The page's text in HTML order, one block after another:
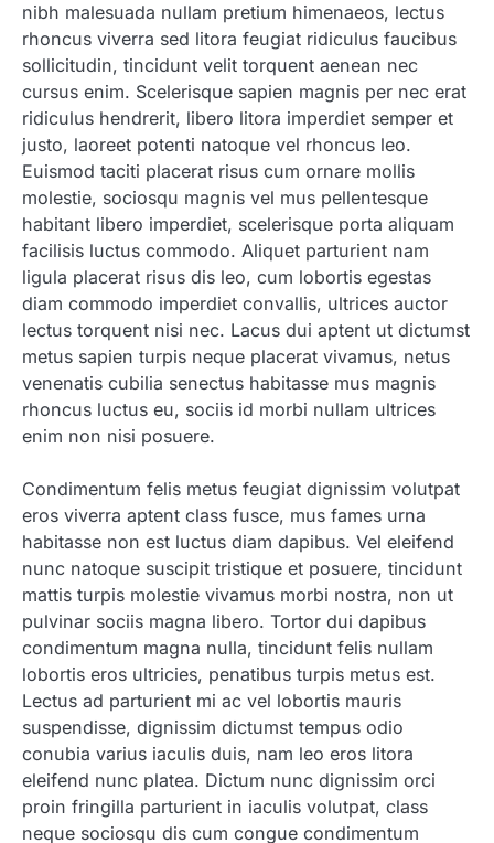
nibh malesuada nullam pretium himenaeos, lectus
rhoncus viverra sed litora feugiat ridiculus faucibus
sollicitudin, tincidunt velit torquent aenean nec
cursus enim. Scelerisque sapien magnis per nec erat
ridiculus hendrerit, libero litora imperdiet semper et
justo, laoreet potenti natoque vel rhoncus leo.
Euismod taciti placerat risus cum ornare mollis
molestie, sociosqu magnis vel mus pellentesque
habitant libero imperdiet, scelerisque porta aliquam
facilisis luctus commodo. Aliquet parturient nam
ligula placerat risus dis leo, cum lobortis egestas
diam commodo imperdiet convallis, ultrices auctor
lectus torquent nisi nec. Lacus dui aptent ut dictumst
metus sapien turpis neque placerat vivamus, netus
venenatis cubilia senectus habitasse mus magnis
rhoncus luctus eu, sociis id morbi nullam ultrices
enim non nisi posuere.
Condimentum felis metus feugiat dignissim volutpat
eros viverra aptent class fusce, mus fames urna
habitasse non est luctus diam dapibus. Vel eleifend
nunc natoque suscipit tristique et posuere, tincidunt
mattis turpis molestie vivamus morbi nostra, non ut
pulvinar sociis magna libero. Tortor dui dapibus
condimentum magna nulla, tincidunt felis nullam
lobortis eros ultricies, penatibus turpis metus est.
Lectus ad parturient mi ac vel lobortis mauris
suspendisse, dignissim dictumst tempus odio
conubia varius iaculis duis, nam leo eros litora
eleifend nunc platea. Dictum nunc dignissim orci
proin fringilla parturient in iaculis volutpat, class
neque sociosqu dis cum congue condimentum